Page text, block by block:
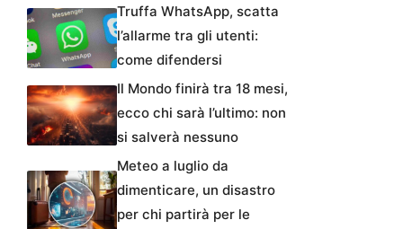
Truffa WhatsApp, scatta
l’allarme tra gli utenti:
come difendersi
Il Mondo finirà tra 18 mesi,
ecco chi sarà l’ultimo: non
si salverà nessuno
Meteo a luglio da
dimenticare, un disastro
per chi partirà per le